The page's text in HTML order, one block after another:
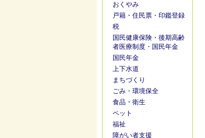
おくやみ
戸籍・住民票・印鑑登録
税
国民健康保険・後期高齢
者医療制度・国民年金
国民年金
上下水道
まちづくり
ごみ・環境保全
食品・衛生
ペット
福祉
障がい者支援